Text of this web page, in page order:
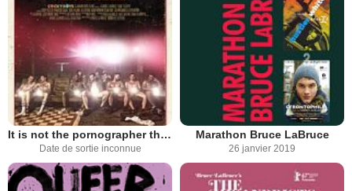
It is not the pornographer that is perverse
Date de sortie inconnue
Marathon Bruce LaBruce
26 janvier 2019